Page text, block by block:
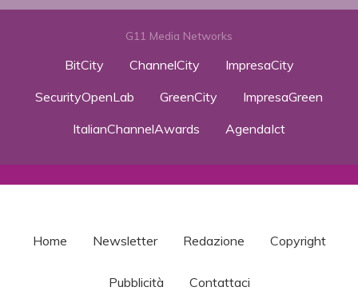
G11 Media Networks
BitCity ChannelCity
ImpresaCity
SecurityOpenLab
GreenCity
ImpresaGreen
ItalianChannelAwards
AgendaIct
Home Newsletter Redazione Copyright
Pubblicità Contattaci